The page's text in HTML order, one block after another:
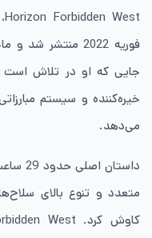
جایی که او در تلاش است
خیره‌کننده و سیستم
می‌دهد.
متعدد و تنوع بالای